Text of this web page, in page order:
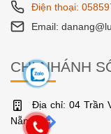
Điện thoại:
Email:
CHI NHÁNH
Địa chỉ: 04 Trần
Nẵng.